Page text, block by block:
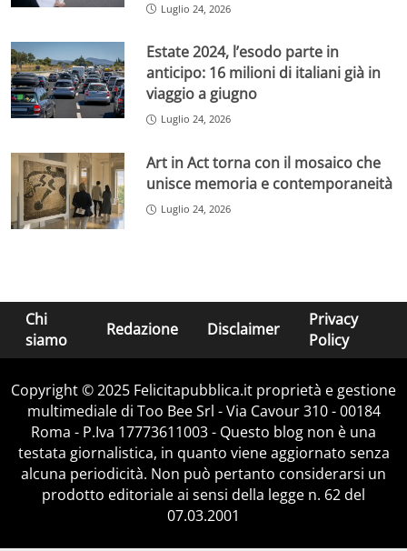
Luglio 24, 2026
Estate 2024, l’esodo parte in
anticipo: 16 milioni di italiani già in
viaggio a giugno
Luglio 24, 2026
Art in Act torna con il mosaico che
unisce memoria e contemporaneità
Luglio 24, 2026
Chi
siamo
Redazione Disclaimer
Privacy
Policy
Copyright © 2025 Felicitapubblica.it proprietà e gestione
multimediale di Too Bee Srl - Via Cavour 310 - 00184
Roma - P.Iva 17773611003 - Questo blog non è una
testata giornalistica, in quanto viene aggiornato senza
alcuna periodicità. Non può pertanto considerarsi un
prodotto editoriale ai sensi della legge n. 62 del
07.03.2001